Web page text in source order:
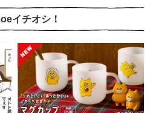
イチオシ！